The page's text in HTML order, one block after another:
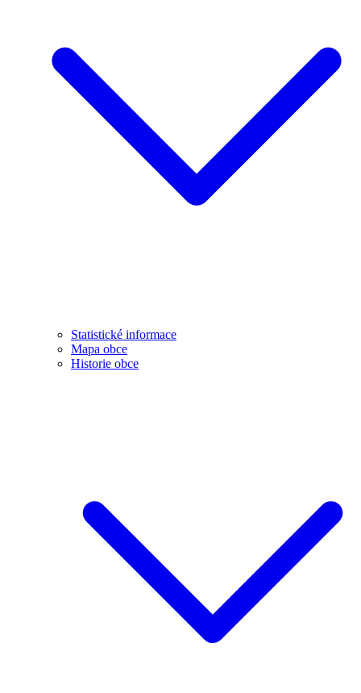
Statistické informace
Mapa obce
Historie obce